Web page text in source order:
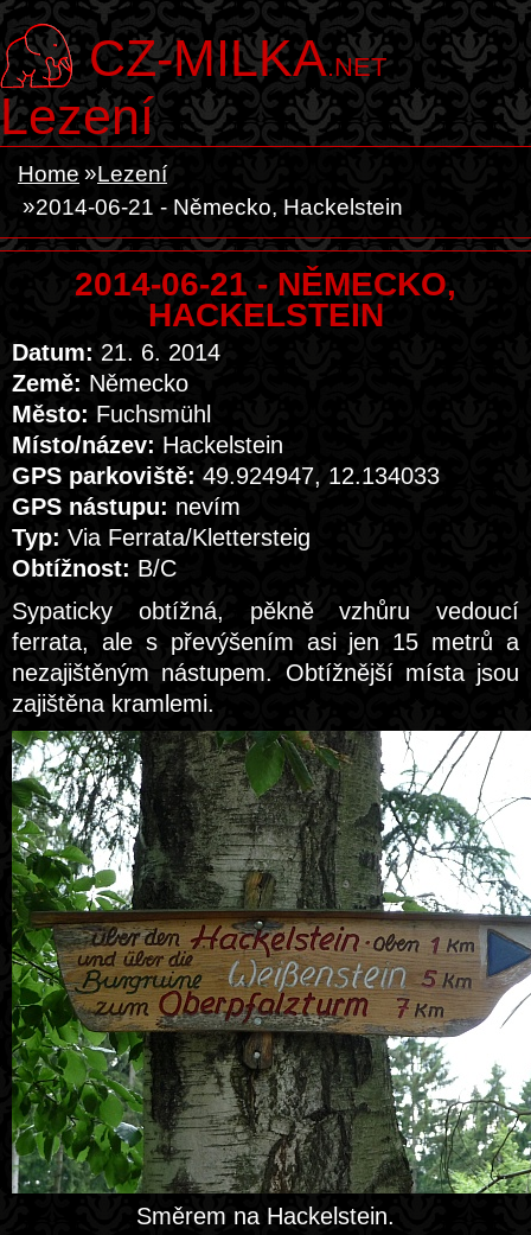
CZ-MILKA.NET
Lezení
Home
Lezení
2014-06-21 - Německo, Hackelstein
2014-06-21 - NĚMECKO,
HACKELSTEIN
Datum: 21. 6. 2014
Země: Německo
Město: Fuchsmühl
Místo/název: Hackelstein
GPS parkoviště: 49.924947, 12.134033
GPS nástupu: nevím
Typ: Via Ferrata/Klettersteig
Obtížnost: B/C
Sypaticky obtížná, pěkně vzhůru vedoucí
ferrata, ale s převýšením asi jen 15 metrů a
nezajištěným nástupem. Obtížnější místa jsou
zajištěna kramlemi.
Směrem na Hackelstein.